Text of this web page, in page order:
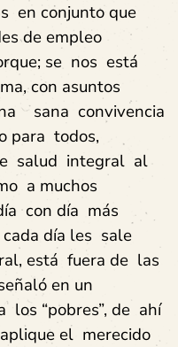
en conjunto que
de empleo
se nos está
con asuntos
sana convivencia
para todos,
salud integral al
a muchos
con día más
día les sale
está fuera de las
en un
los “pobres”, de ahí
el merecido